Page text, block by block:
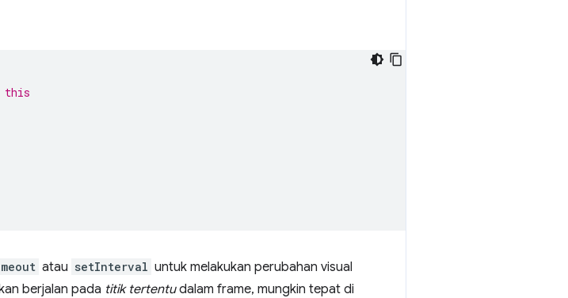
this
atau setInterval untuk melakukan perubahan visual
berjalan pada titik tertentudalam frame, mungkin tepat di